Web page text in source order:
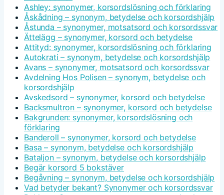
Ashley: synonymer, korsordslösning och förklaring
Åskådning – synonym, betydelse och korsordshjälp
Åstunda – synonymer, motsatsord och korsordssvar
Ättelägg – synonymer, korsord och betydelse
Attityd: synonymer, korsordslösning och förklaring
Autokrati – synonym, betydelse och korsordshjälp
Avans – synonymer, motsatsord och korsordssvar
Avdelning Hos Polisen – synonym, betydelse och
korsordshjälp
Avskedsord – synonymer, korsord och betydelse
Backsmultron – synonymer, korsord och betydelse
Bakgrunden: synonymer, korsordslösning och
förklaring
Banderoll – synonymer, korsord och betydelse
Basa – synonym, betydelse och korsordshjälp
Bataljon – synonym, betydelse och korsordshjälp
Begär korsord 5 bokstäver
Begåvning – synonym, betydelse och korsordshjälp
Vad betyder bekant? Synonymer och korsordssvar